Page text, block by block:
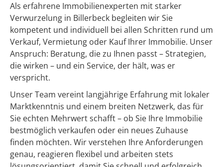
Als erfahrene Immobilienexperten mit starker
Verwurzelung in Billerbeck begleiten wir Sie
kompetent und individuell bei allen Schritten rund um
Verkauf, Vermietung oder Kauf Ihrer Immobilie. Unser
Anspruch: Beratung, die zu Ihnen passt – Strategien,
die wirken – und ein Service, der hält, was er
verspricht.
Unser Team vereint langjährige Erfahrung mit lokaler
Marktkenntnis und einem breiten Netzwerk, das für
Sie echten Mehrwert schafft – ob Sie Ihre Immobilie
bestmöglich verkaufen oder ein neues Zuhause
finden möchten. Wir verstehen Ihre Anforderungen
genau, reagieren flexibel und arbeiten stets